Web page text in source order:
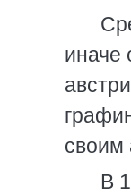
иначе
своим
В